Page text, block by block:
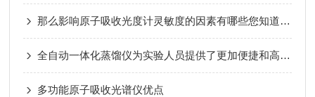
那么影响原子吸收光度计灵敏度的因素有哪些您知道么？
全自动一体化蒸馏仪为实验人员提供了更加便捷和高效的实验手段
多功能原子吸收光谱仪优点